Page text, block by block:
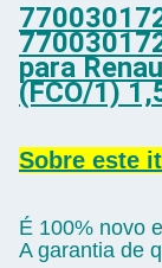
para
(FCO/1)
Sobre este
É 100% novo
A garantia de